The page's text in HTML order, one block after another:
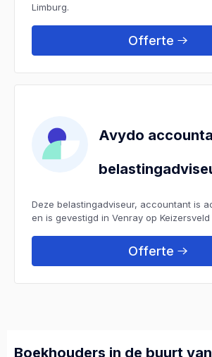
Limburg.
Offerte
Avydo
Deze belastingadviseur, accountant is
en is gevestigd in Venray op Keizersveld
Offerte
Boekhouders in de buurt